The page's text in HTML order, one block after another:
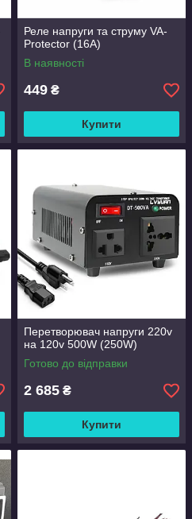
Реле напруги та струму VA-
Protector (16A)
В наявності
449 ₴
Купити
Перетворювач напруги 220v
на 120v 500W (250W)
Готово до відправки
2 685 ₴
Купити